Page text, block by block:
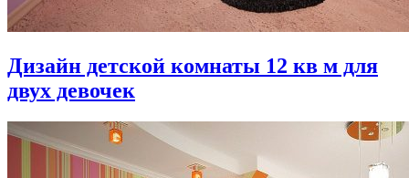
Дизайн детской комнаты 12 кв м для
двух девочек